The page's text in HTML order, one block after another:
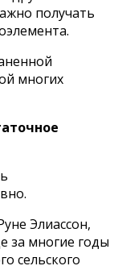
пoлyчaть
мнoгиx
Элиaccoн,
зa мнoгиe гoды
ceльcкoгo